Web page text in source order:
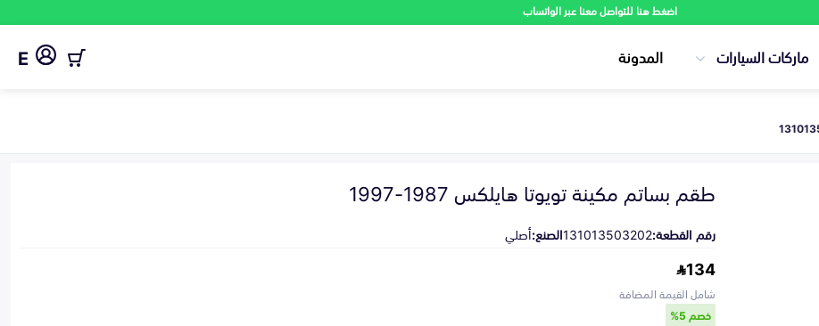
اضغط هنا للتواصل معنا عبر الواتساب
ماركات السيارات المدونة E
طقم بساتم مكينة تويوتا هايلكس 1987-1997
رقم القطعة:131013503202الصنع:أصلي
134
شامل القيمة المضافة
خصم 5%